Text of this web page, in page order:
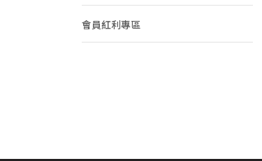
會員紅利專區